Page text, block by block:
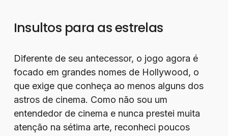
Insultos para as estrelas
Diferente de seu antecessor, o jogo agora é
focado em grandes nomes de Hollywood, o
que exige que conheça ao menos alguns dos
astros de cinema. Como não sou um
entendedor de cinema e nunca prestei muita
atenção na sétima arte, reconheci poucos